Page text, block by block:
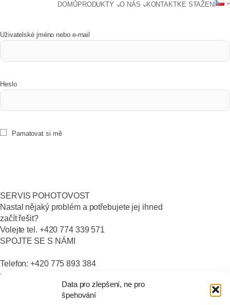
Data pro zlepšení, ne pro
špehování
DOMŮPRODUKTY O NÁS KONTAKTKE STAŽENÍ
Uživatelské jméno nebo e-mail
Heslo
Pamatovat si mě
SERVIS POHOTOVOST
Nastal nějaký problém a potřebujete jej ihned
začít řešit?
Volejte tel. +420 774 339 571
SPOJTE SE S NÁMI
Telefon: +420 775 893 384
grind@fermatmachinetool.com
PŘIJEĎTE ZA NÁMI